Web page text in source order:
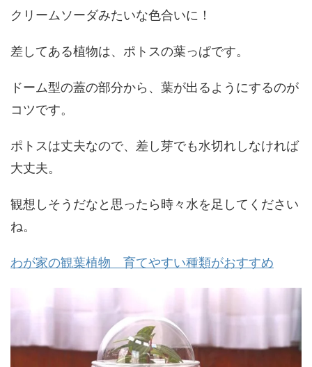
クリームソーダみたいな色合いに！
差してある植物は、ポトスの葉っぱです。
ドーム型の蓋の部分から、葉が出るようにするのが
コツです。
ポトスは丈夫なので、差し芽でも水切れしなければ
大丈夫。
観想しそうだなと思ったら時々水を足してください
ね。
わが家の観葉植物 育てやすい種類がおすすめ